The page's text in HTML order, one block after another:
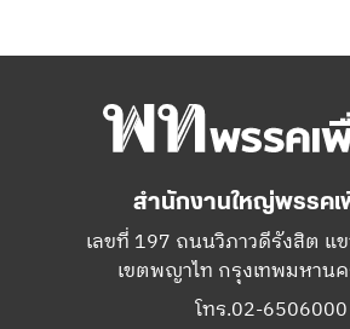
สำนักงานใหญ่พรรคเ
เลขที่ 197 ถนนวิภาวดีรังสิต แ
เขตพญาไท กรุงเทพมหาน
โทร.02-6506000